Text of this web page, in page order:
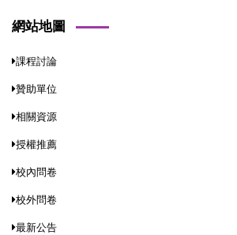
網站地圖
課程討論
贊助單位
相關資源
授權推薦
校內問卷
校外問卷
最新公告